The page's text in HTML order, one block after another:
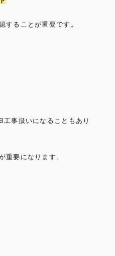
することが重要です。
事扱いになることもあり
重要になります。